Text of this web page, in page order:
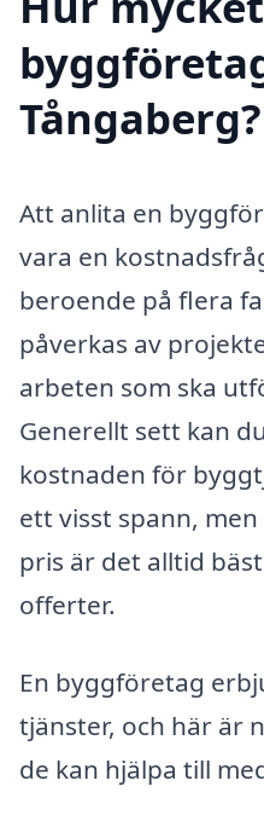
Tångaberg?
Att anlita en
vara en
beroende på flera
påverkas av
arbeten som ska
Generellt sett kan
kostnaden för
ett visst spann,
pris är det alltid
offerter.
En byggföretag
tjänster, och här är
de kan hjälpa till